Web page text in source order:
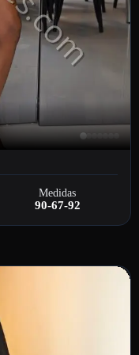
Medidas
90-67-92